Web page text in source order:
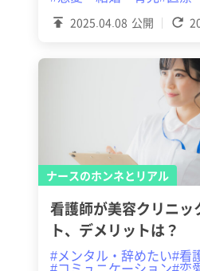
2025.04.08 公開
ナースのホンネとリアル
看護師が美容クリニッ
ト、デメリットは？
#メンタル・辞めたい#看